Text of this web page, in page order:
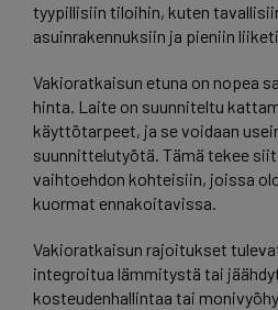
tyypillisiin tiloihin, kuten
asuinrakennuksiin ja pieniin
Vakioratkaisun etuna on nopea
hinta. Laite on suunniteltu
käyttötarpeet, ja se voidaan
suunnittelutyötä. Tämä tekee
vaihtoehdon kohteisiin, joissa
kuormat ennakoitavissa.
Vakioratkaisun rajoitukset
integroitua lämmitystä tai
kosteudenhallintaa tai